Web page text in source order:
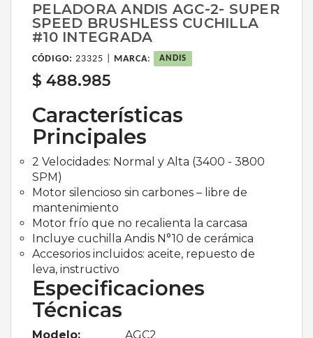
PELADORA ANDIS AGC-2- SUPER
SPEED BRUSHLESS CUCHILLA
#10 INTEGRADA
CÓDIGO: 23325 | MARCA: ANDIS
$ 488.985
Características
Principales
2 Velocidades: Normal y Alta (3400 - 3800
SPM)
Motor silencioso sin carbones – libre de
mantenimiento
Motor frío que no recalienta la carcasa
Incluye cuchilla Andis N°10 de cerámica
Accesorios incluidos: aceite, repuesto de
leva, instructivo
Especificaciones
Técnicas
Modelo:
AGC2